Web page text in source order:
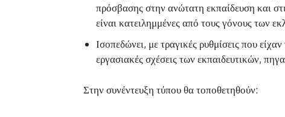
πρόσβασης στην ανώτατη εκπαίδευση και
είναι κατειλημμένες από τους γόνους των
Ισοπεδώνει, με τραγικές ρυθμίσεις που
εργασιακές σχέσεις των εκπαιδευτικών,
Στην συνέντευξη τύπου θα τοποθετηθούν: